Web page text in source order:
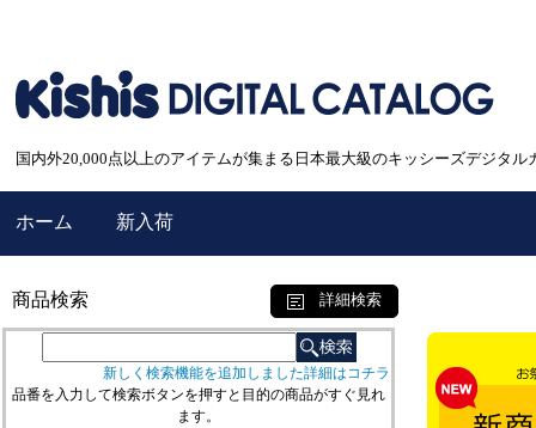
国内外20,000点以上のアイテムが集まる日本最大級のキッシーズデジタル
ホーム 新入荷
商品検索 詳細検索
新しく検索機能を追加しました詳細はコチラ
品番を入力して検索ボタンを押すと目的の商品がすぐ見れ
ます。